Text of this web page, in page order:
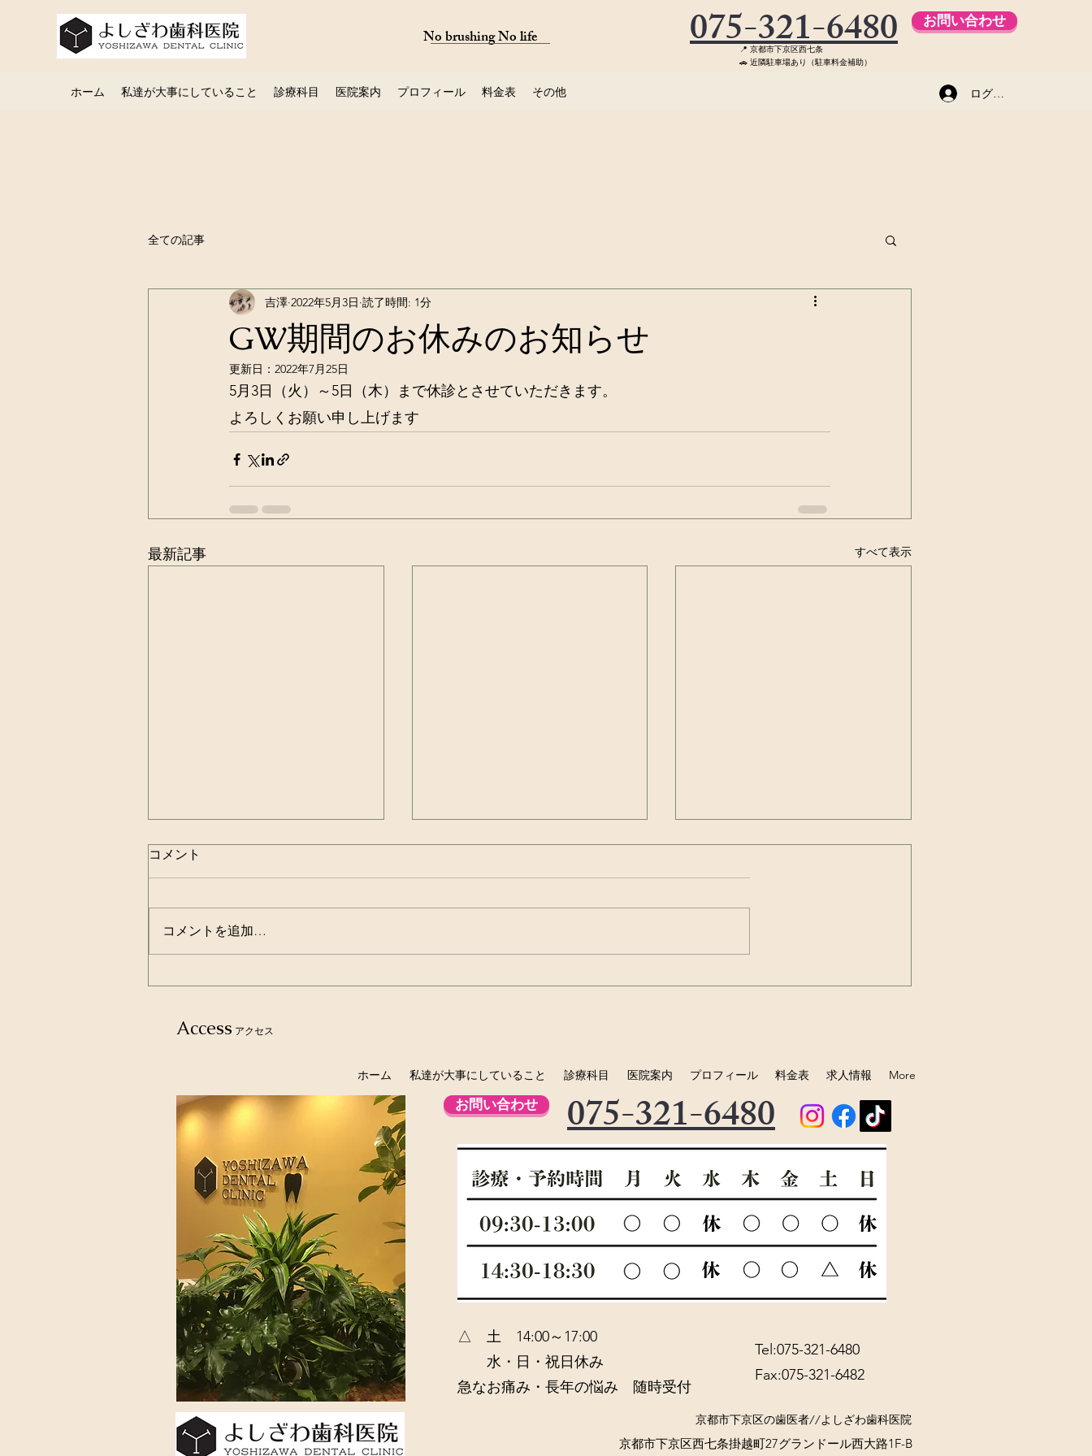
No brushing No life 075-321-6480 お問い合わせ
📍 京都市下京区西七条
🚗 近隣駐車場あり（駐車料金補助）
ホーム 私達が大事にしていること 診療科目 医院案内 プロフィール 料金表 その他 ログイン
全ての記事
GW期間のお休みのお知らせ
吉澤 2022年5月3日 読了時間: 1分
更新日： 2022年7月25日
5月3日（火）～5日（木）まで休診とさせていただきます。
よろしくお願い申し上げます
最新記事 すべて表示
コメント
コメントを追加…
Access アクセス
ホーム 私達が大事にしていること 診療科目 医院案内 プロフィール 料金表 求人情報 More
お問い合わせ 075-321-6480
​△ 土 14:00～17:00
水・日・祝日休み
急なお痛み・長年の悩み 随時受付
Tel:075-321-6480
Fax:075-321-6482
​京都市下京区の歯医者//よしざわ歯科医院
京都市下京区西七条掛越町27グランドール西大路1F-B